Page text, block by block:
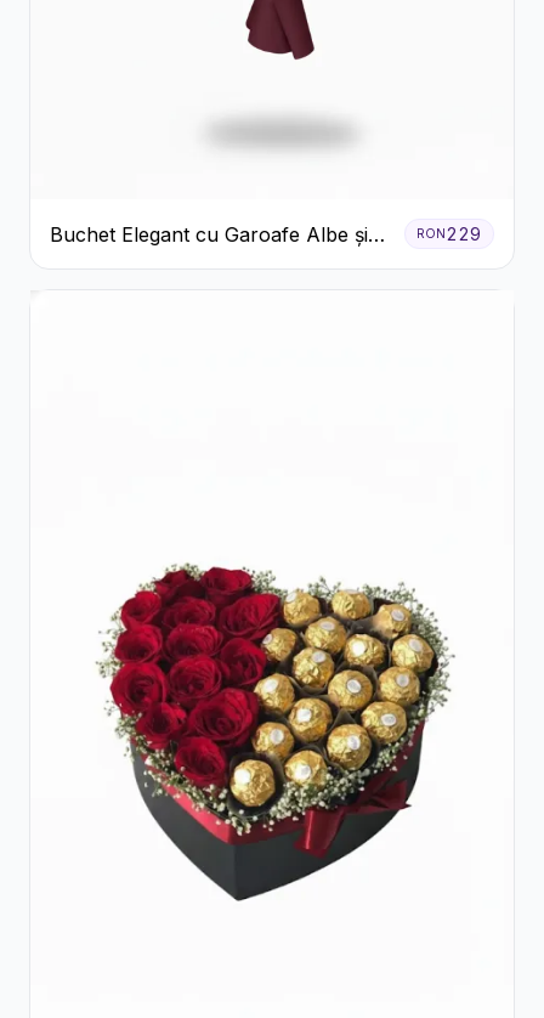
Buchet Elegant cu Garoafe Albe și
Eucalipt
RON229